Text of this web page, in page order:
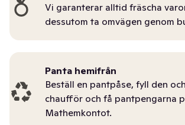
Vi garanterar alltid fräscha
dessutom ta omvägen genom
Panta hemifrån
Beställ en pantpåse, fyll den
chaufför och få pantpengarna
Mathemkontot.